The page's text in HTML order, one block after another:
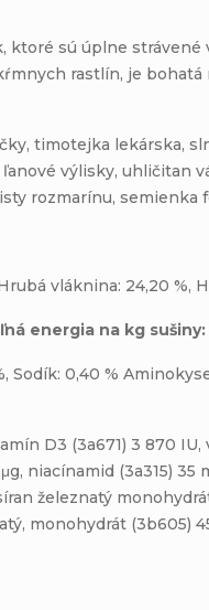
sú úplne
rastlín, je
timotejka lekárska,
výlisky, uhličitan
rozmarínu, semienka
vláknina: 24,20 %,
energia na kg sušiny:
Sodík: 0,40 %
D3 (3a671) 3 870
niacínamid (3a315)
železnatý
monohydrát